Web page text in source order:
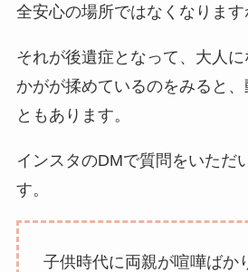
全安心の場所ではなくなります
それが後遺症となって、大人
かがが揉めているのをみると
ともあります。
インスタのDMで質問をいただ
す。
子供時代に両親が喧嘩ばか